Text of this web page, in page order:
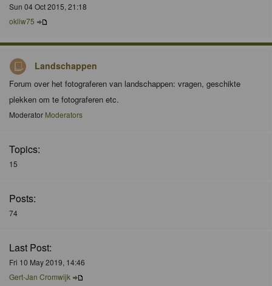
Sun 04 Oct 2015, 21:18
okliw75
Landschappen
Forum over het fotograferen van landschappen: vragen, geschikte
plekken om te fotograferen etc.
Moderator Moderators
Topics:
15
Posts:
74
Last Post:
Fri 10 May 2019, 14:46
Gert-Jan Cromwijk